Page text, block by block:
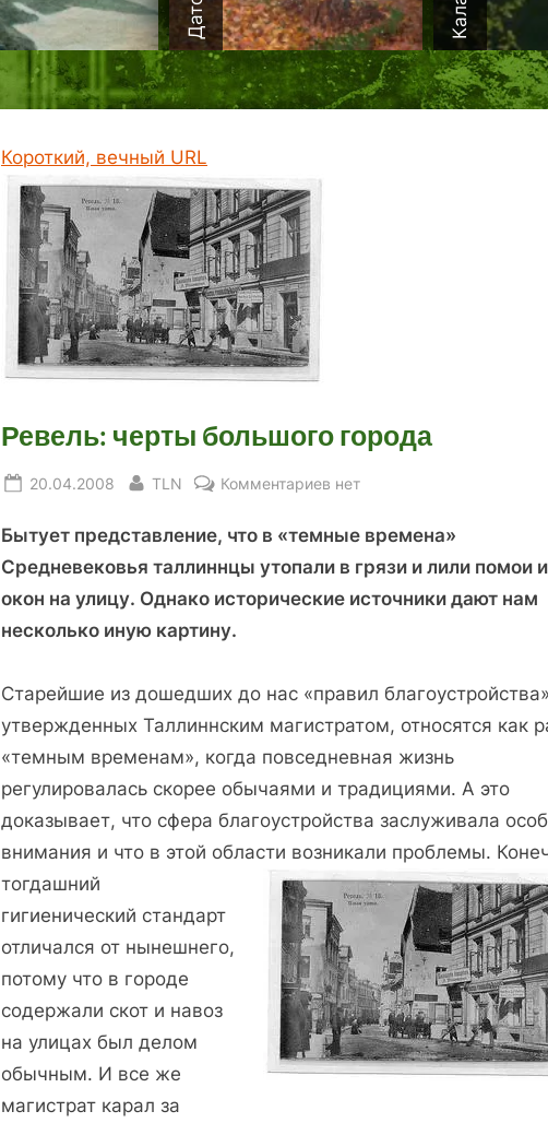
Короткий, вечный URL
Ревель: черты большого города
Posted
20.04.2008 By
TLN Комментариев к
Ревель:
черты
большого
нет
Бытует представление, что в «темные времена»
Средневековья таллиннцы утопали в грязи и лили помои
окон на улицу. Однако исторические источники дают нам
несколько иную картину.
Старейшие из дошедших до нас «правил
утвержденных Таллиннским магистратом, относятся как
«темным временам», когда повседневная жизнь
регулировалась скорее обычаями и традициями. А это
доказывает, что сфера благоустройства заслуживала
внимания и что в этой области возникали проблемы.
тогдашний
гигиенический стандарт
отличался от нынешнего,
потому что в городе
содержали скот и навоз
на улицах был делом
обычным. И все же
магистрат карал за